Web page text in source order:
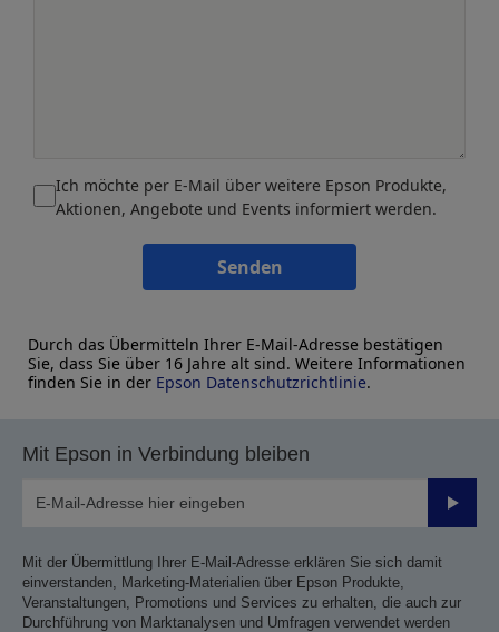
Ich möchte per E-Mail über weitere Epson Produkte,
Aktionen, Angebote und Events informiert werden.
Senden
Durch das Übermitteln Ihrer E-Mail-Adresse bestätigen
Sie, dass Sie über 16 Jahre alt sind. Weitere Informationen
finden Sie in der Epson Datenschutzrichtlinie.
Mit Epson in Verbindung bleiben
Mit der Übermittlung Ihrer E-Mail-Adresse erklären Sie sich damit
einverstanden, Marketing-Materialien über Epson Produkte,
Veranstaltungen, Promotions und Services zu erhalten, die auch zur
Durchführung von Marktanalysen und Umfragen verwendet werden